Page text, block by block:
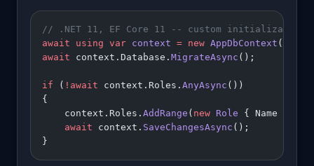
// .NET 11, EF Core 11 -- custom initialization,
await using var context = new AppDbContext ();
await context.Database. MigrateAsync ();
if ( !await context.Roles. AnyAsync ())
{
    context.Roles.
AddRange ( new Role { Name
    await
context. SaveChangesAsync ();
}